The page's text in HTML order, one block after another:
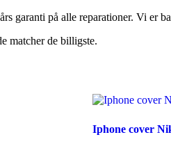
garanti på alle reparationer. Vi er
matcher de billigste.
Iphone cover